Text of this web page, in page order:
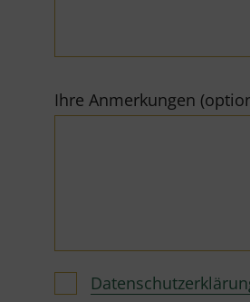
Ihre Anmerkungen